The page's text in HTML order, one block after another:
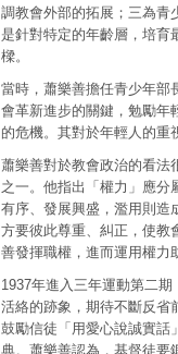
調教會外部的拓展；三為青
是針對特定的年齡層，培育
樑。
當時，蕭樂善擔任青少年部
會革新進步的關鍵，勉勵年
的危機。其對於年輕人的重
蕭樂善對於教會政治的看法
之一。他指出「權力」應分
有序、發展興盛，濫用則造
方要彼此尊重、糾正，使教
善發揮職權，進而運用權力
1937年進入三年運動第二
活絡的跡象，期待不斷反省
鼓勵信徒「用愛心說誠實話
典。蕭樂善認為，基督徒要